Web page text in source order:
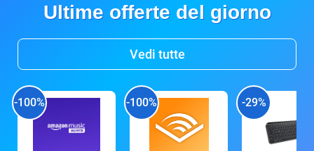
Ultime offerte del giorno
Vedi tutte
-100% -100% -29%